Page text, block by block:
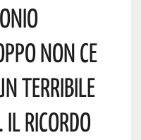
Non Ce
Terribile
Il Ricordo